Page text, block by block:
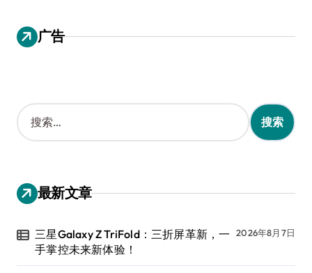
广告
搜
索
：
最新文章
三星Galaxy Z TriFold：三折屏革新，一
手掌控未来新体验！
2026年8月7日